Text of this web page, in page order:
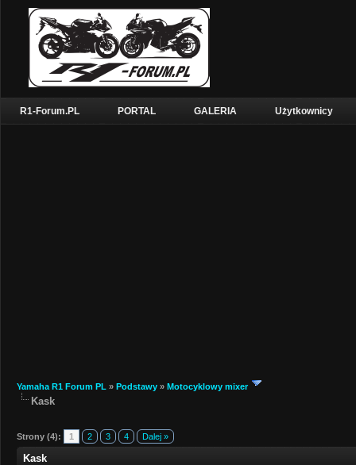
R1-Forum.PL PORTAL GALERIA Użytkownicy
Yamaha R1 Forum PL » Podstawy » Motocyklowy mixer
Kask
Strony (4): 1 2 3 4 Dalej »
Kask